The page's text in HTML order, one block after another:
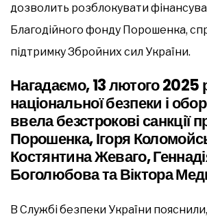
дозволить розблокувати
Благодійного фонду Порошенка,
підтримку Збройних сил України.
Нагадаємо, 13 лютого 2025
національної безпеки і
ввела безстрокові санкції
Порошенка, Ігоря
Костянтина Жеваго,
Боголюбова та Віктора
В Службі безпеки України